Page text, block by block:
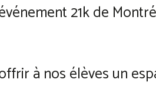
21k de
à nos élèves un